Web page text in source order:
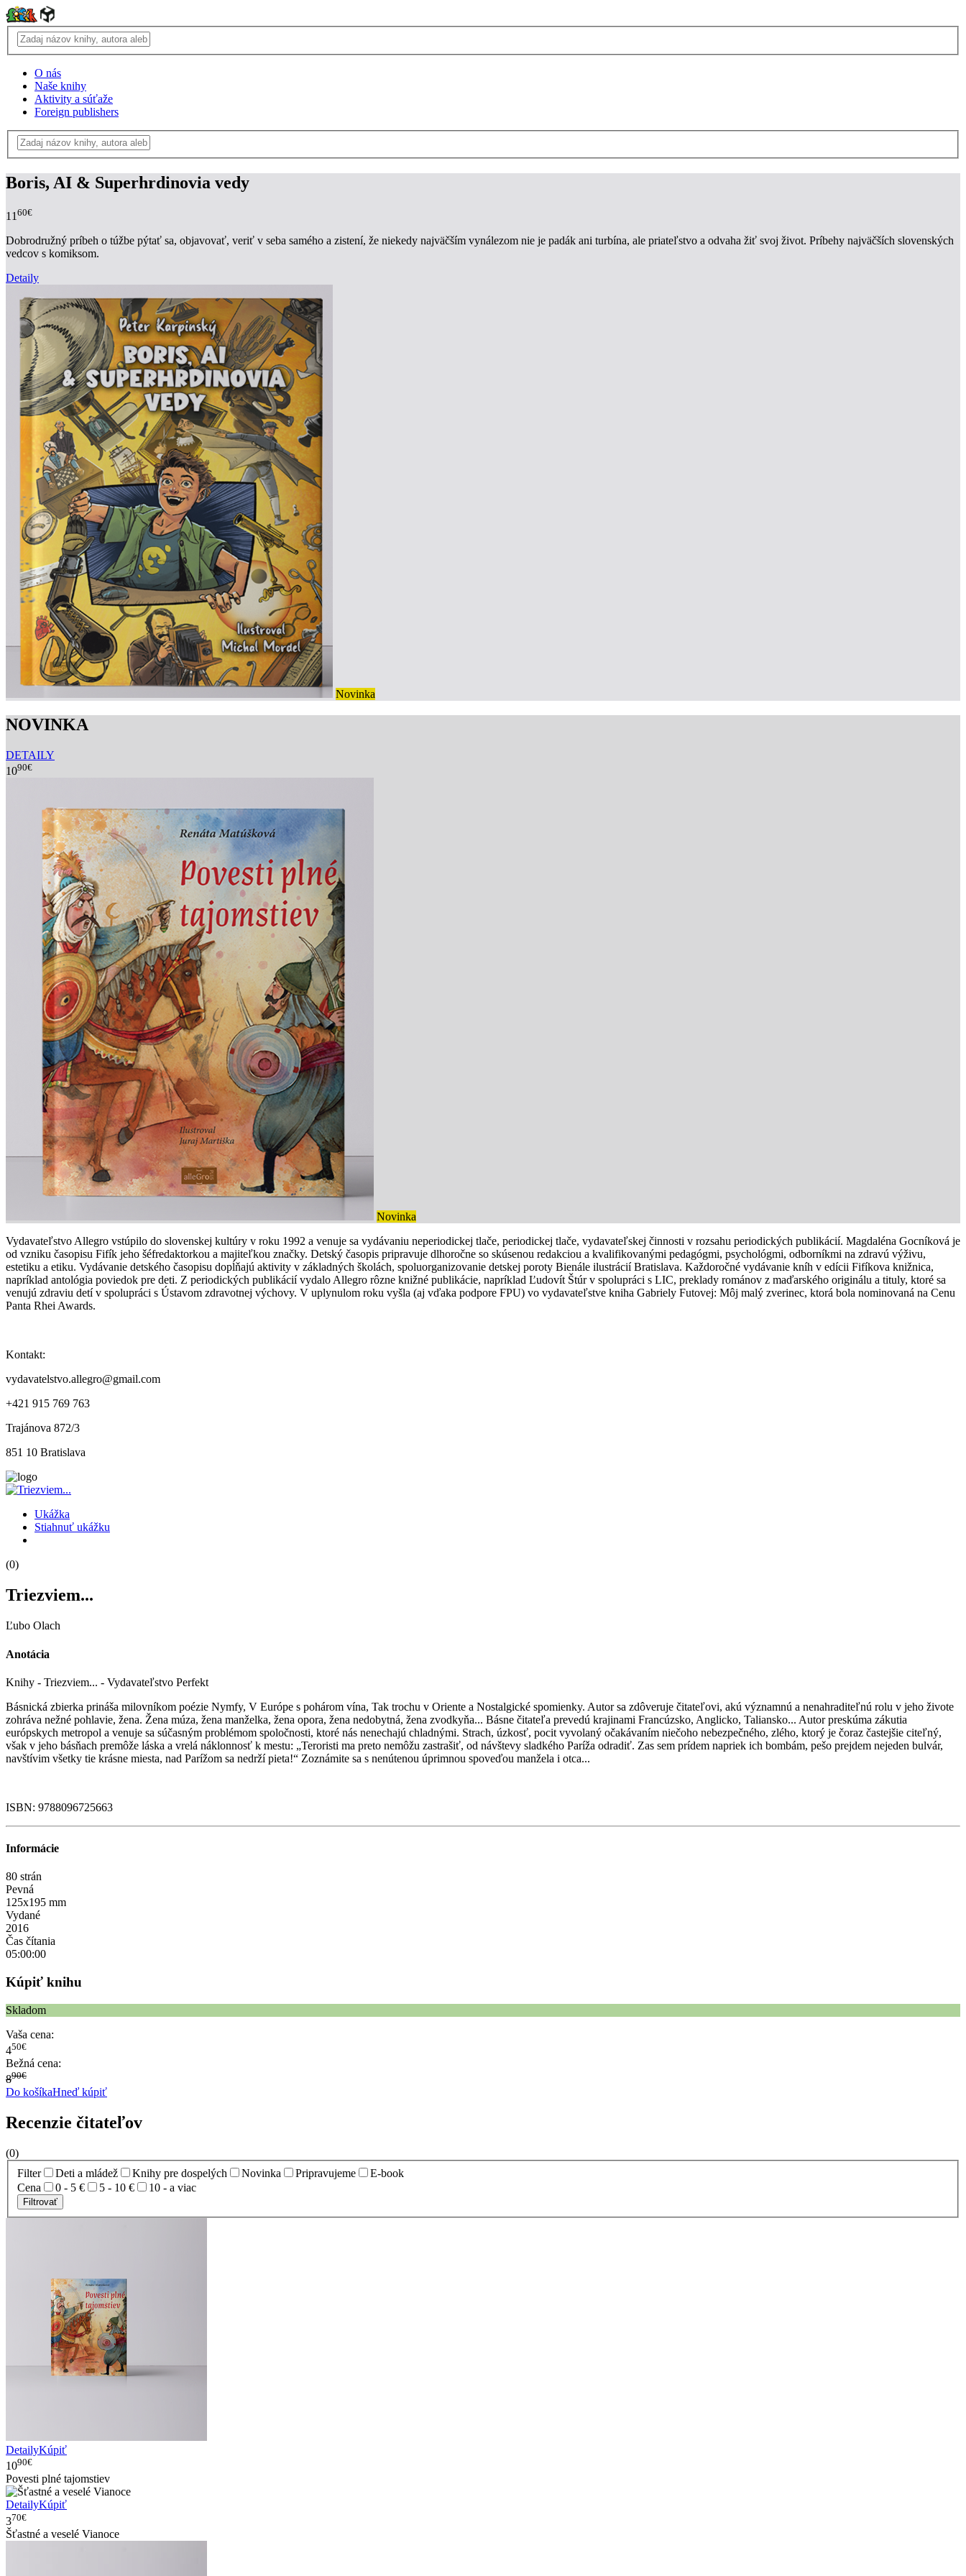
O nás
Naše knihy
Aktivity a súťaže
Foreign publishers
Boris, AI & Superhrdinovia vedy
11 60€
Dobrodružný príbeh o túžbe pýtať sa, objavovať, veriť v seba samého a zistení, že niekedy najväčším vynálezom nie je padák ani turbína, ale priateľstvo a odvaha žiť svoj život. Príbehy najväčších slovenských
vedcov s komiksom.
Detaily
Novinka
NOVINKA
DETAILY
1090€
Novinka
Vydavateľstvo Allegro vstúpilo do slovenskej kultúry v roku 1992 a venuje sa vydávaniu neperiodickej tlače, periodickej tlače, vydavateľskej činnosti v rozsahu periodických publikácií. Magdaléna Gocníková je
od vzniku časopisu Fifík jeho šéfredaktorkou a majiteľkou značky. Detský časopis pripravuje dlhoročne so skúsenou redakciou a kvalifikovanými pedagógmi, psychológmi, odborníkmi na zdravú výživu,
estetiku a etiku. Vydávanie detského časopisu dopĺňajú aktivity v základných školách, spoluorganizovanie detskej poroty Bienále ilustrácií Bratislava. Každoročné vydávanie kníh v edícii Fifíkova knižnica,
napríklad antológia poviedok pre deti. Z periodických publikácií vydalo Allegro rôzne knižné publikácie, napríklad Ľudovít Štúr v spolupráci s LIC, preklady románov z maďarského originálu a tituly, ktoré sa
venujú zdraviu detí v spolupráci s Ústavom zdravotnej výchovy. V uplynulom roku vyšla (aj vďaka podpore FPU) vo vydavateľstve kniha Gabriely Futovej: Môj malý zverinec, ktorá bola nominovaná na Cenu
Panta Rhei Awards.
Kontakt:
vydavatelstvo.allegro@gmail.com
+421 915 769 763
Trajánova 872/3
851 10 Bratislava
Ukážka
Stiahnuť ukážku
(0)
Triezviem...
Ľubo Olach
Anotácia
Knihy - Triezviem... - Vydavateľstvo Perfekt
Básnická zbierka prináša milovníkom poézie Nymfy, V Európe s pohárom vína, Tak trochu v Oriente a Nostalgické spomienky. Autor sa zdôveruje čitateľovi, akú významnú a nenahraditeľnú rolu v jeho živote
zohráva nežné pohlavie, žena. Žena múza, žena manželka, žena opora, žena nedobytná, žena zvodkyňa... Básne čitateľa prevedú krajinami Francúzsko, Anglicko, Taliansko... Autor preskúma zákutia
európskych metropol a venuje sa súčasným problémom spoločnosti, ktoré nás nenechajú chladnými. Strach, úzkosť, pocit vyvolaný očakávaním niečoho nebezpečného, zlého, ktorý je čoraz častejšie citeľný,
však v jeho básňach premôže láska a vrelá náklonnosť k mestu: „Teroristi ma preto nemôžu zastrašiť, od návštevy sladkého Paríža odradiť. Zas sem prídem napriek ich bombám, pešo prejdem nejeden bulvár,
navštívim všetky tie krásne miesta, nad Parížom sa nedrží pieta!“ Zoznámite sa s nenútenou úprimnou spoveďou manžela i otca...
ISBN: 9788096725663
Informácie
80 strán
Pevná
125x195 mm
Vydané
2016
Čas čítania
05:00:00
Kúpiť knihu
Skladom
Vaša cena:
450€
Bežná cena:
890€
Do košíkaHneď kúpiť
Recenzie čitateľov
(0)
Filter
Deti a mládež Knihy pre dospelých Novinka Pripravujeme
E-book
Cena
0 - 5 € 5 - 10 € 10 - a viac
Filtrovať
DetailyKúpiť
1090€
Povesti plné tajomstiev
DetailyKúpiť
370€
Šťastné a veselé Vianoce